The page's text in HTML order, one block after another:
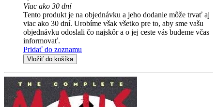
Viac ako 30 dní
Tento produkt je na objednávku a jeho dodanie môže trvať aj
viac ako 30 dní. Urobíme však všetko pre to, aby sme vašu
objednávku odoslali čo najskôr a o jej ceste vás budeme včas
informovať.
Pridať do zoznamu
Vložiť do košíka